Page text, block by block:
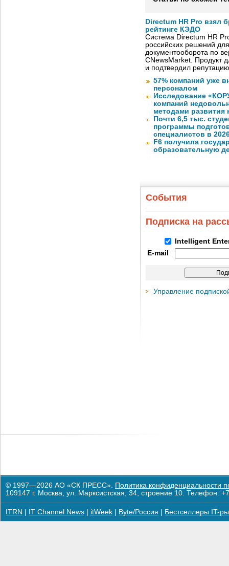
Directum HR Pro взял
рейтинге КЭДО
Система Directum HR
российских решений
документооборота по
CNewsMarket. Продукт
и подтвердил
57% компаний уже
персоналом
Исследование
компаний
методами развития
Почти 6,5 тыс.
программы
специалистов в
F6 получила
образовательную
События
Подписка на
Intelligent
E-mail
Управление
© 1997—2026 АО «СК ПРЕСС». Политика конфиденциальности
109147 г. Москва, ул. Марксистская, 34, строение 10. Телефон:
ITRN IT Channel News itWeek Byte/Россия Бестселлеры IT-